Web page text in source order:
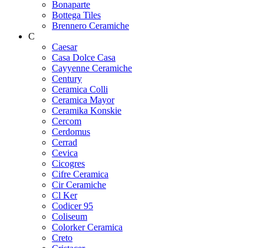
Bonaparte
Bottega Tiles
Brennero Ceramiche
C
Caesar
Casa Dolce Casa
Cayyenne Ceramiche
Century
Ceramica Colli
Ceramica Mayor
Ceramika Konskie
Cercom
Cerdomus
Cerrad
Cevica
Cicogres
Cifre Ceramica
Cir Ceramiche
Cl Ker
Codicer 95
Coliseum
Colorker Ceramica
Creto